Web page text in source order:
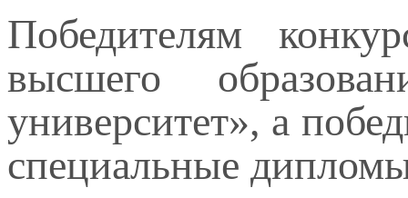
Победителям
высшего
университет», а
специальные